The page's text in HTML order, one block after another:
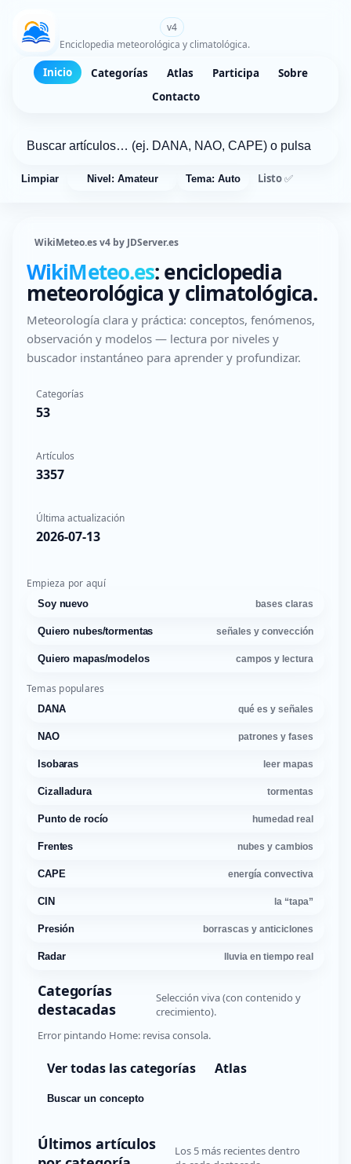
v4
Enciclopedia meteorológica y climatológica.
Inicio Categorías Atlas Participa
Sobre
Contacto
Limpiar Nivel: Amateur Tema: Auto Listo ✅
WikiMeteo.es v4 by JDServer.es
WikiMeteo.es: enciclopedia
meteorológica y climatológica.
Meteorología clara y práctica: conceptos, fenómenos,
observación y modelos — lectura por niveles y
buscador instantáneo para aprender y profundizar.
Categorías
53
Artículos
3357
Última actualización
2026-07-13
Empieza por aquí
Soy nuevo bases claras
Quiero nubes/tormentas señales y convección
Quiero mapas/modelos campos y lectura
Temas populares
DANA qué es y señales
NAO patrones y fases
Isobaras leer mapas
Cizalladura tormentas
Punto de rocío humedad real
Frentes nubes y cambios
CAPE energía convectiva
CIN la “tapa”
Presión borrascas y anticiclones
Radar lluvia en tiempo real
Categorías
destacadas
Selección viva (con contenido y
crecimiento).
Error pintando Home: revisa consola.
Ver todas las categorías Atlas
Buscar un concepto
Últimos artículos
Los 5 más recientes dentro